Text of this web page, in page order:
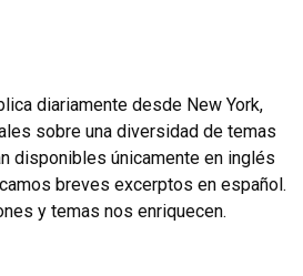
diariamente desde New York,
sobre una diversidad de temas
disponibles únicamente en inglés
breves excerptos en español.
y temas nos enriquecen.